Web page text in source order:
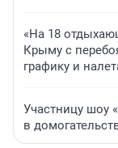
«На 18
Крыму с
графику и
Участницу шоу
в